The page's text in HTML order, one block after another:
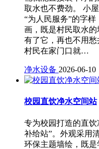
取水也不费劲。 小
“为人民服务”的字
画，既是村民取水的
有了它，再也不用愁
村民在家门口就…
净水设备 2026-06-10
校园直饮净水空间站
专为校园打造的直
补给站”。外观采用
环保主题墙绘，既是